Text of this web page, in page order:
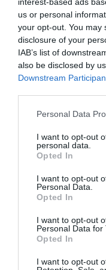
us or personal
your opt-out. You may
disclosure of your
IAB’s list of
also be disclosed by
Downstream
Personal Data
I want to opt-out
personal data.
Opted In
I want to opt-out
Personal Data.
Opted In
I want to opt-out
Personal Data for
Opted In
I want to opt-out
La proposta del
degustació i
celler, vam
obrir les portes a
nostra filosofia de
a fer visites,
pícnic entre
que tenen a la
cistella amb
artesans per
__galeria__
Els vins de La